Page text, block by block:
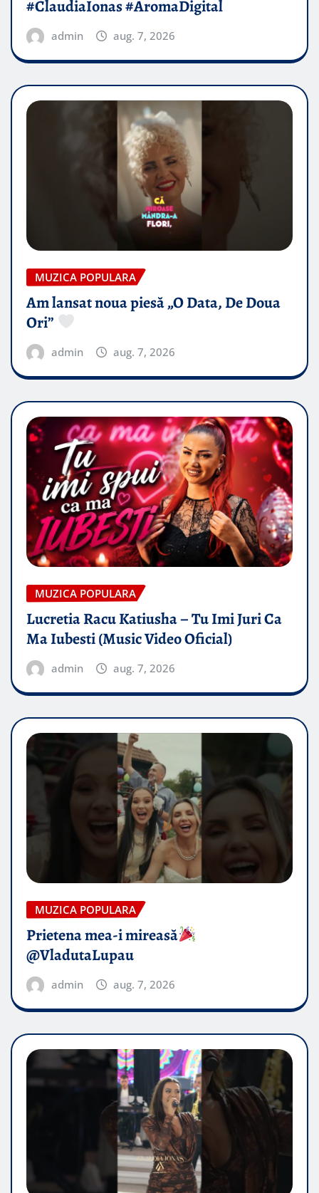
#ClaudiaIonas #AromaDigital
admin aug. 7, 2026
MUZICA POPULARA
Am lansat noua piesă „O Data, De Doua
Ori”
admin aug. 7, 2026
MUZICA POPULARA
Lucretia Racu Katiusha – Tu Imi Juri Ca
Ma Iubesti (Music Video Oficial)
admin aug. 7, 2026
MUZICA POPULARA
Prietena mea-i mireasă​
@VladutaLupau
admin aug. 7, 2026